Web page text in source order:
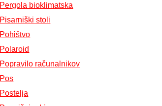
Pergola bioklimatska
Pisarniški stoli
Pohištvo
Polaroid
Popravilo računalnikov
Pos
Postelja